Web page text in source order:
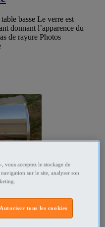
basse Le verre est
donnant l’apparence du
de rayure Photos
vous acceptez le stockage de
sur le site, analyser son
Autoriser tous les cookies